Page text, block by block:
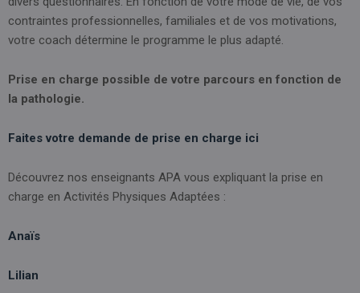
contraintes professionnelles, familiales et de vos motivations,
votre coach détermine le programme le plus adapté.
Prise en charge possible de votre parcours en fonction de
la pathologie.
Faites votre demande de prise en charge ici
Découvrez nos enseignants APA vous expliquant la prise en
charge en Activités Physiques Adaptées :
Anaïs
Lilian